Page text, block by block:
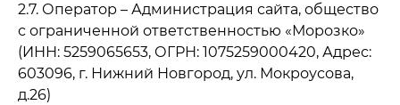
2.7. Оператор – Администрация сайта, общество
с ограниченной ответственностью «Морозко»
(ИНН: 5259065653, ОГРН: 1075259000420, Адрес:
603096, г. Нижний Новгород, ул. Мокроусова,
д.26)